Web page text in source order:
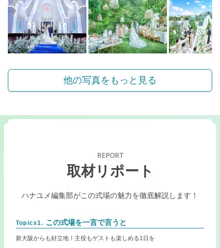
他の写真をもっと見る
REPORT
取材リポート
ハナユメ編集部がこの式場の魅力を徹底解説します！
Topics1. この式場を一言で言うと
新大阪からも好立地！主役もゲストも楽しめる1日を